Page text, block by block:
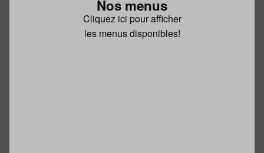
Nos menus
Cliquez ici pour afficher
les menus disponibles!